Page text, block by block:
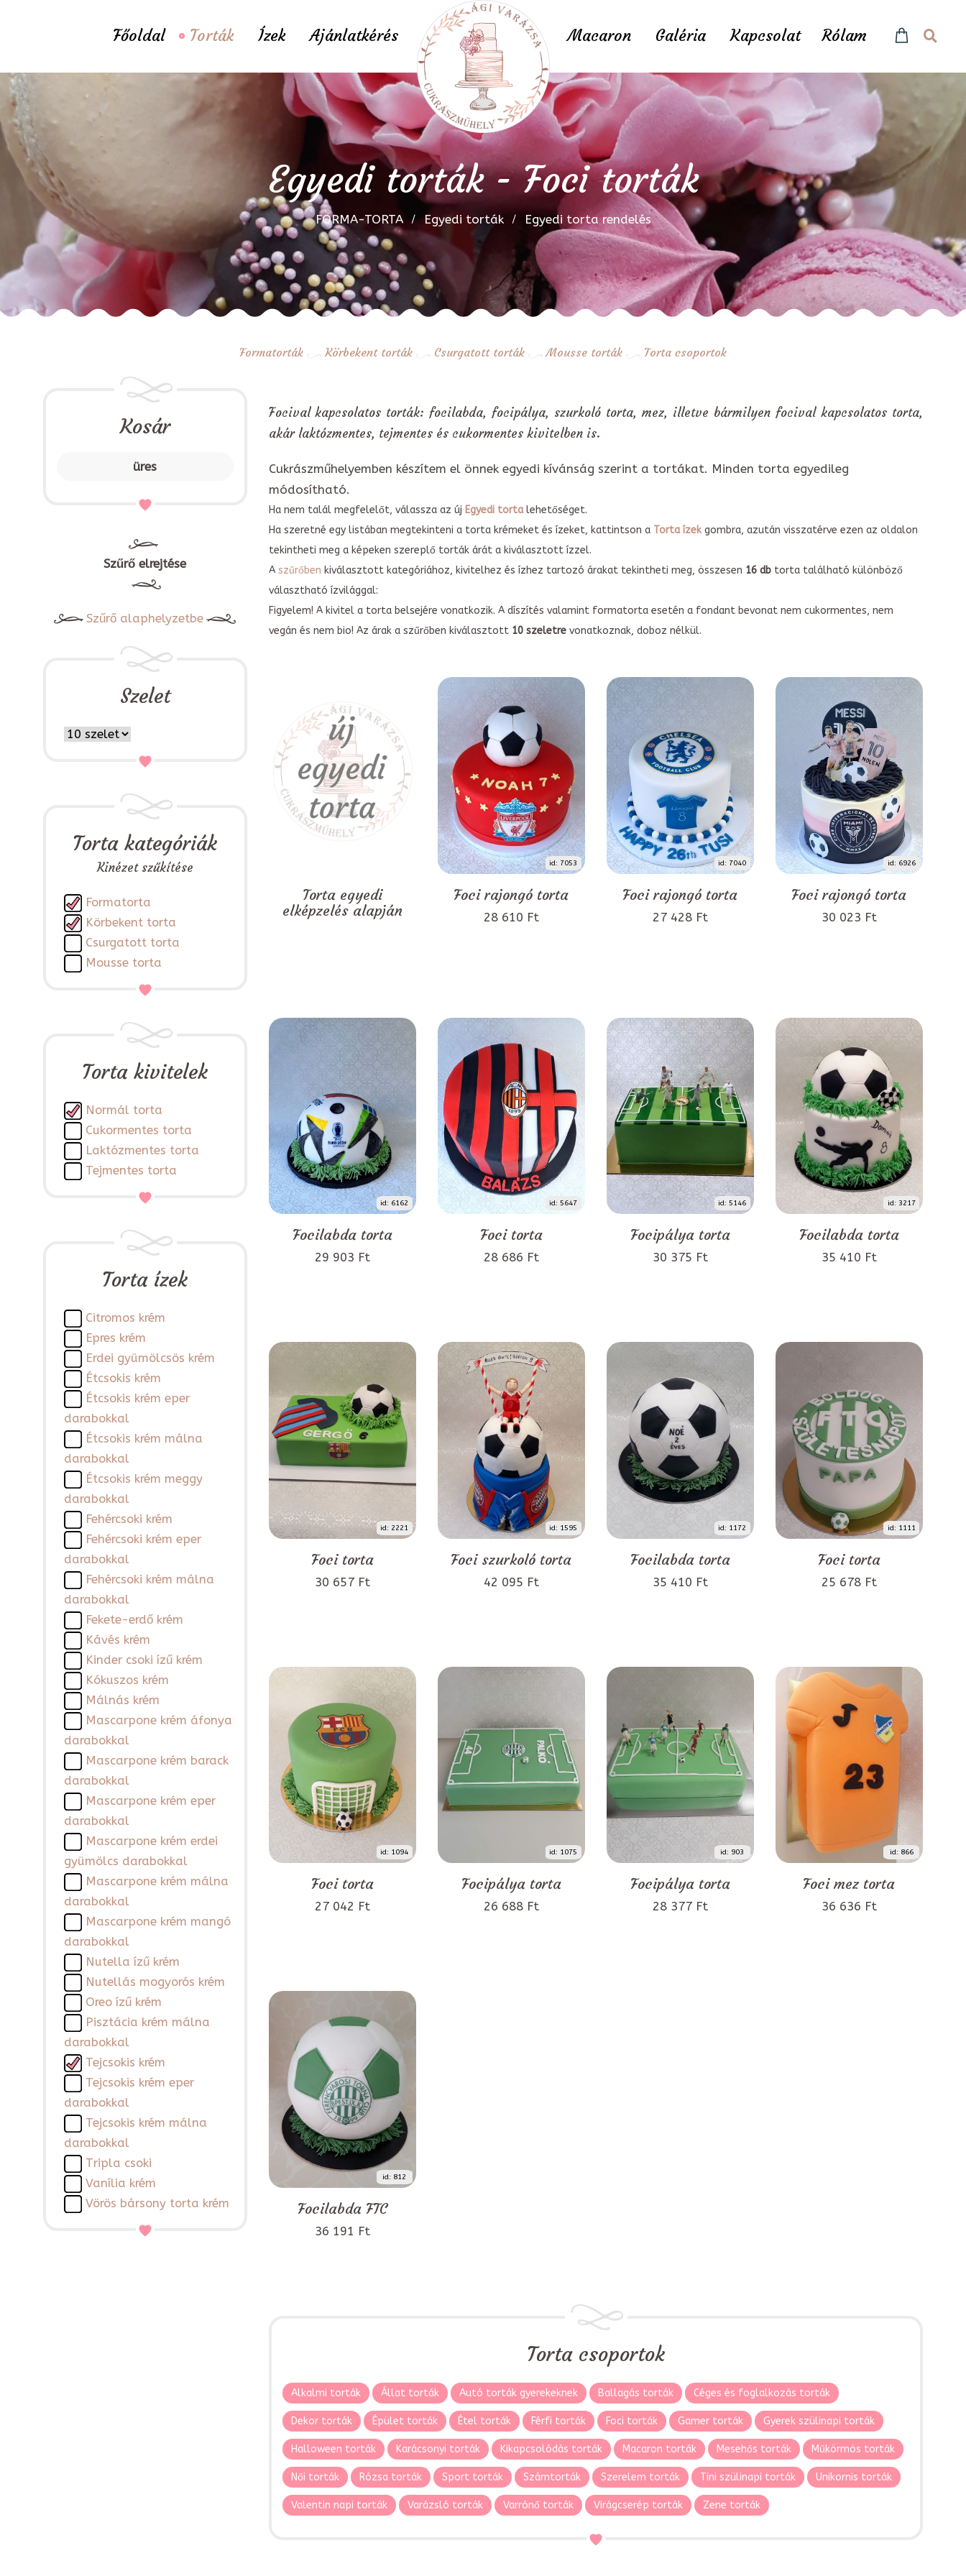
Főoldal Torták Ízek Ajánlatkérés Macaron Galéria Kapcsolat Rólam
Egyedi torták - Foci torták
FORMA-TORTA Egyedi torták Egyedi torta rendelés
Formatorták Körbekent torták Csurgatott torták Mousse torták Torta csoportok
Kosár
üres
Szűrő elrejtése
Szűrő alaphelyzetbe
Szelet
Torta kategóriák
Kinézet szűkítése
Formatorta
Körbekent torta
Csurgatott torta
Mousse torta
Torta kivitelek
Normál torta
Cukormentes torta
Laktózmentes torta
Tejmentes torta
Torta ízek
Citromos krém
Epres krém
Erdei gyümölcsös krém
Étcsokis krém
Étcsokis krém eper
darabokkal
Étcsokis krém málna
darabokkal
Étcsokis krém meggy
darabokkal
Fehércsoki krém
Fehércsoki krém eper
darabokkal
Fehércsoki krém málna
darabokkal
Fekete-erdő krém
Kávés krém
Kinder csoki ízű krém
Kókuszos krém
Málnás krém
Mascarpone krém áfonya
darabokkal
Mascarpone krém barack
darabokkal
Mascarpone krém eper
darabokkal
Mascarpone krém erdei
gyümölcs darabokkal
Mascarpone krém málna
darabokkal
Mascarpone krém mangó
darabokkal
Nutella ízű krém
Nutellás mogyorós krém
Oreo ízű krém
Pisztácia krém málna
darabokkal
Tejcsokis krém
Tejcsokis krém eper
darabokkal
Tejcsokis krém málna
darabokkal
Tripla csoki
Vanília krém
Vörös bársony torta krém
Focival kapcsolatos torták: focilabda, focipálya, szurkoló torta, mez, illetve bármilyen focival kapcsolatos torta,
akár laktózmentes, tejmentes és cukormentes kivitelben is.
Cukrászműhelyemben készítem el önnek egyedi kívánság szerint a tortákat. Minden torta egyedileg
módosítható.
Ha nem talál megfelelőt, válassza az új Egyedi tortalehetőséget.
Ha szeretné egy listában megtekinteni a torta krémeket és ízeket, kattintson a Torta ízekgombra, azután visszatérve ezen az oldalon
tekintheti meg a képeken szereplő torták árát a kiválasztott ízzel.
A szűrőben kiválasztott kategóriához, kivitelhez és ízhez tartozó árakat tekintheti meg, összesen 16 dbtorta található különböző
választható ízvilággal:
Figyelem! A kivitel a torta belsejére vonatkozik. A díszítés valamint formatorta esetén a fondant bevonat nem cukormentes, nem
vegán és nem bio! Az árak a szűrőben kiválasztott 10 szeletrevonatkoznak, doboz nélkül.
Torta egyedi
elképzelés alapján
id: 7053
Foci rajongó torta
28 610 Ft
id: 7040
Foci rajongó torta
27 428 Ft
id: 6926
Foci rajongó torta
30 023 Ft
id: 6162
Focilabda torta
29 903 Ft
id: 5647
Foci torta
28 686 Ft
id: 5146
Focipálya torta
30 375 Ft
id: 3217
Focilabda torta
35 410 Ft
id: 2221
Foci torta
30 657 Ft
id: 1595
Foci szurkoló torta
42 095 Ft
id: 1172
Focilabda torta
35 410 Ft
id: 1111
Foci torta
25 678 Ft
id: 1094
Foci torta
27 042 Ft
id: 1075
Focipálya torta
26 688 Ft
id: 903
Focipálya torta
28 377 Ft
id: 866
Foci mez torta
36 636 Ft
id: 812
Focilabda FTC
36 191 Ft
Torta csoportok
Alkalmi torták Állat torták Autó torták gyerekeknek Ballagás torták Céges és foglalkozás torták
Dekor torták Épület torták Étel torták Férfi torták Foci torták Gamer torták Gyerek szülinapi torták
Halloween torták Karácsonyi torták Kikapcsolódás torták Macaron torták Mesehős torták Műkörmös torták
Női torták Rózsa torták Sport torták Számtorták Szerelem torták Tini szülinapi torták Unikornis torták
Valentin napi torták Varázsló torták Varrónő torták Virágcserép torták Zene torták